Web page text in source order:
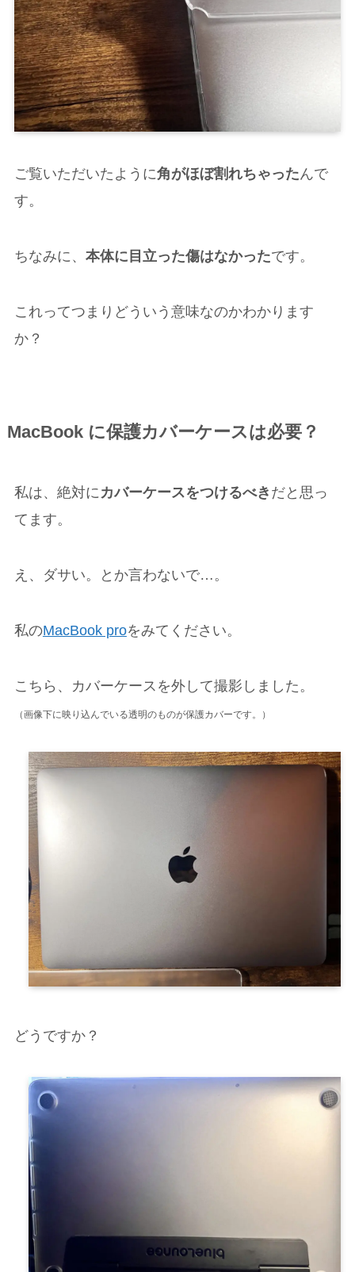
ご覧いただいたように角がほぼ割れちゃったんで
す。
ちなみに、 本体に目立った傷はなかったです。
これってつまりどういう意味なのかわかります
か？
MacBook に保護カバーケースは必要？
私は、絶対にカバーケースをつけるべき だと思っ
てます。
え、ダサい。とか言わないで…。
私のMacBook proをみてください。
こちら、カバーケースを外して撮影しました。
（画像下に映り込んでいる透明のものが保護カバーです。）
どうですか？